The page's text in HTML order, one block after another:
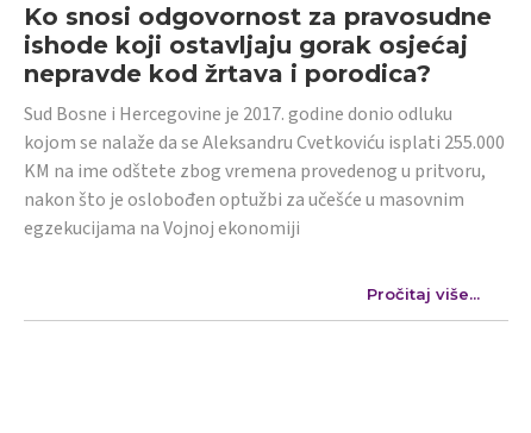
Ko snosi odgovornost za pravosudne
ishode koji ostavljaju gorak osjećaj
nepravde kod žrtava i porodica?
Sud Bosne i Hercegovine je 2017. godine donio odluku
kojom se nalaže da se Aleksandru Cvetkoviću isplati 255.000
KM na ime odštete zbog vremena provedenog u pritvoru,
nakon što je oslobođen optužbi za učešće u masovnim
egzekucijama na Vojnoj ekonomiji
Pročitaj više...